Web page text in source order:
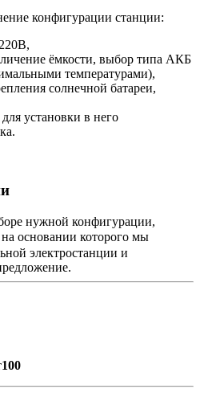
конфигурации станции:
ёмкости, выбор типа АКБ
температурами),
солнечной батареи,
установки в него
нужной конфигурации,
на основании которого мы
электростанции и
100